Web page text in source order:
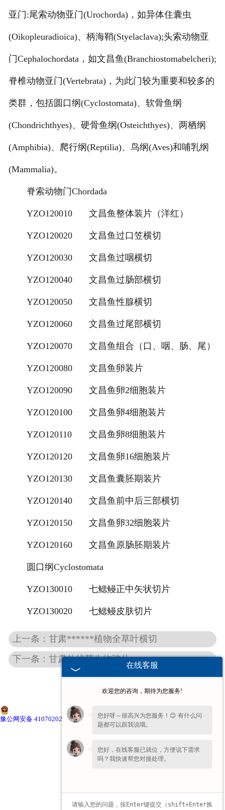
- 甘肃解剖塑化标本
- 甘肃植物标本
- 甘肃植物原色覆膜标本
甘肃实验仪器
- 甘肃微生物菌种
甘肃教学模型
甘肃医学教学模型
- 甘肃口腔教学模型
甘肃标本馆建设
- 甘肃植物标本馆
甘肃新鲜实验材料
- 甘肃植物实验材料
- 甘肃微生物实验材料
- 甘肃生科类
- 甘肃畜牧养殖
- 甘肃医学教学
- 甘肃传统医学类
- 甘肃中小学教学投影片
亚门:尾索动物亚门(Urochorda)，如异体住囊虫
(Oikopleuradioica)、柄海鞘(Styelaclava);头索动物亚
门Cephalochordata，如文昌鱼(Branchiostomabelcheri);
脊椎动物亚门(Vertebrata)，为此门较为重要和较多的
类群，包括圆口纲(Cyclostomata)、软骨鱼纲
(Chondrichthyes)、硬骨鱼纲(Osteichthyes)、两栖纲
(Amphibia)、爬行纲(Reptilia)、鸟纲(Aves)和哺乳纲
(Mammalia)。
脊索动物门Chordada
YZO120010 文昌鱼整体装片（洋红）
YZO120020 文昌鱼过口笠横切
YZO120030 文昌鱼过咽横切
YZO120040 文昌鱼过肠部横切
YZO120050 文昌鱼性腺横切
YZO120060 文昌鱼过尾部横切
YZO120070 文昌鱼组合（口、咽、肠、尾）
YZO120080 文昌鱼卵装片
YZO120090 文昌鱼卵2细胞装片
YZO120100 文昌鱼卵4细胞装片
YZO120110 文昌鱼卵8细胞装片
YZO120120 文昌鱼卵16细胞装片
YZO120130 文昌鱼囊胚期装片
YZO120140 文昌鱼前中后三部横切
YZO120150 文昌鱼卵32细胞装片
YZO120160 文昌鱼原肠胚期装片
圆口纲Cyclostomata
YZO130010 七鳃鳗正中矢状切片
YZO130020 七鳃鳗皮肤切片
上一条：甘肃******植物全草叶横切
下一条：甘肃放线菌生物玻片
豫公网安备 41070202000176号
在线客服
欢迎您的咨询，期待为您服务!
您好呀～很高兴为您服务！😊 有什么问
题都可以跟我说哦。
您好，在线客服已就位，方便说下需求
吗？我快速帮您对接处理。